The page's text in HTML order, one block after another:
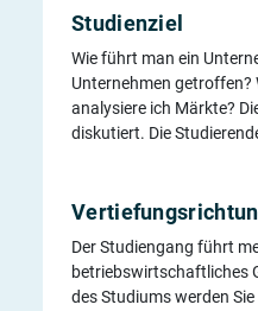
Studienziel
Wie führt man ein
Unternehmen getroffen?
analysiere ich Märkte?
diskutiert. Die
Der Studiengang führt
betriebswirtschaftliches
des Studiums werden